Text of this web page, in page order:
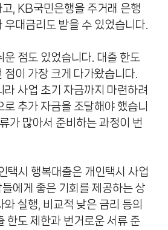
, KB국민은행을 주거래 은행
우대금리도 받을 수 있었습니다.
운 점도 있었습니다. 대출 한도
점이 가장 크게 다가왔습니다.
라 사업 초기 자금까지 마련하려
로 추가 자금을 조달해야 했습니
가 많아서 준비하는 과정이 번
택시 행복대출은 개인택시 사업
에게 좋은 기회를 제공하는 상
실행, 비교적 낮은 금리 등의
한도 제한과 번거로운 서류 준